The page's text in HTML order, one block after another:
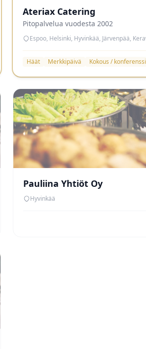
Ateriax Catering
Pitopalvelua vuodesta 2002
Häät Merkkipäivä Kokous / konferenssi
Pauliina Yhtiöt Oy
Hyvinkää